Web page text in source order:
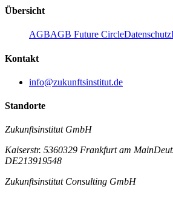
Übersicht
AGBAGB Future CircleDatenschutz
Kontakt
info@zukunftsinstitut.de
Standorte
Zukunftsinstitut GmbH
Kaiserstr. 5360329 Frankfurt am Main
DE213919548
Zukunftsinstitut Consulting GmbH